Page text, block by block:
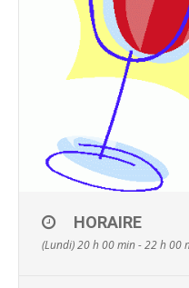
HORAIRE
(Lundi) 20 h 00 min - 22 h 00